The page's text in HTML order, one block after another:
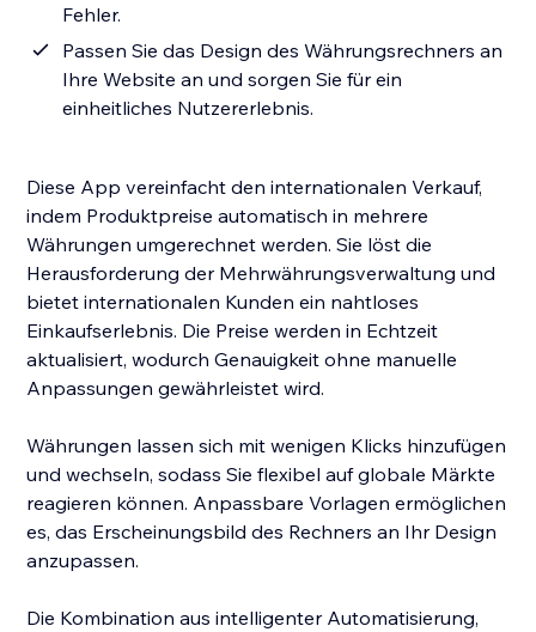
Fehler.
Passen Sie das Design des Währungsrechners an
Ihre Website an und sorgen Sie für ein
einheitliches Nutzererlebnis.
Diese App vereinfacht den internationalen Verkauf,
indem Produktpreise automatisch in mehrere
Währungen umgerechnet werden. Sie löst die
Herausforderung der Mehrwährungsverwaltung und
bietet internationalen Kunden ein nahtloses
Einkaufserlebnis. Die Preise werden in Echtzeit
aktualisiert, wodurch Genauigkeit ohne manuelle
Anpassungen gewährleistet wird.
Währungen lassen sich mit wenigen Klicks hinzufügen
und wechseln, sodass Sie flexibel auf globale Märkte
reagieren können. Anpassbare Vorlagen ermöglichen
es, das Erscheinungsbild des Rechners an Ihr Design
anzupassen.
Die Kombination aus intelligenter Automatisierung,